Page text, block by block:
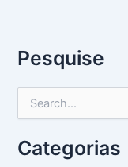
Pesquise
e
q
Categorias